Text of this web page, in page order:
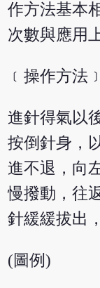
作方法基本
次數與應用
﹝操作方法﹞
進針得氣以
按倒針身，
進不退，向
慢撥動，往
針緩緩拔出
(圖例)